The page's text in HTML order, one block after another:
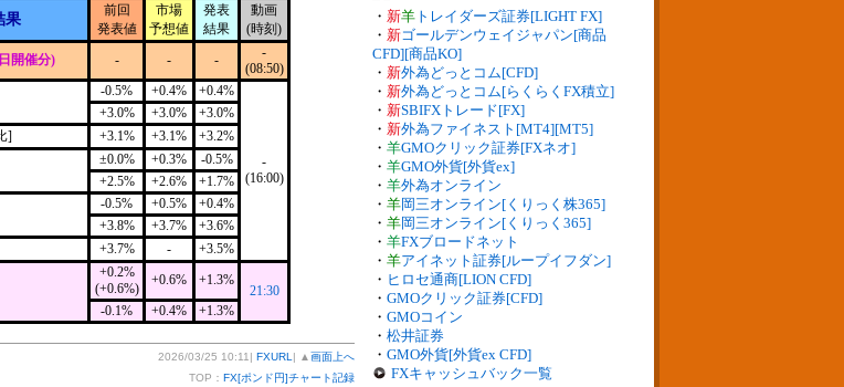
果
前回
発表値
市場
予想値
発表
結果
動画
(時刻)
開催分) - - -
-
(08:50)
-0.5% +0.4% +0.4%
-
(16:00)
+3.0% +3.0%
+3.0%
] +3.1% +3.1%
+3.2%
±0.0% +0.3%
-0.5%
+2.5%
+2.6%
+1.7%
-0.5% +0.5%
+0.4%
+3.8%
+3.7%
+3.6%
+3.7% - +3.5%
+0.2%
(+0.6%)
+0.6% +1.3%
21:30
-0.1%
+0.4% +1.3%
2026/03/25 10:11| FXURL | ▲ 画面上へ
TOP： FX[ポンド円]チャート記録
・ 新羊 トレイダーズ証券[LIGHT FX]
・ 新ゴールデンウェイジャパン[商品
CFD][商品KO]
・ 新外為どっとコム[CFD]
・ 新外為どっとコム[らくらくFX積立]
・ 新SBIFXトレード[FX]
・ 新外為ファイネスト[MT4][MT5]
・ 羊GMOクリック証券[FXネオ]
・ 羊GMO外貨[外貨ex]
・ 羊外為オンライン
・ 羊岡三オンライン[くりっく株365]
・ 羊岡三オンライン[くりっく365]
・ 羊FXブロードネット
・ 羊アイネット証券[ループイフダン]
・ ヒロセ通商[LION CFD]
・ GMOクリック証券[CFD]
・ GMOコイン
・ 松井証券
・ GMO外貨[外貨ex CFD]
FXキャッシュバック一覧